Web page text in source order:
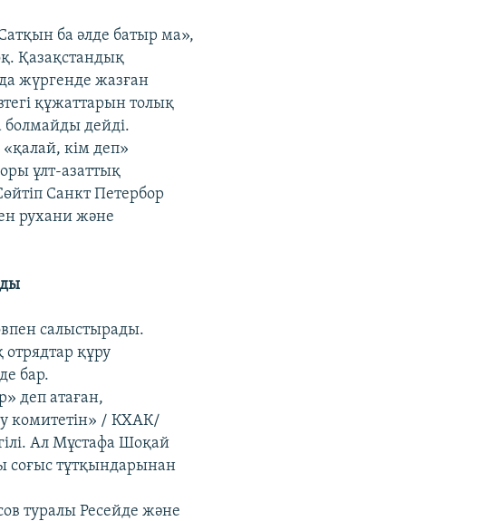
ба әлде батыр ма»,
Қазақстандық
жүргенде жазған
құжаттарын толық
болмайды дейді.
кім деп»
ұлт-азаттық
Санкт Петербор
рухани және
салыстырады.
құру
бар.
деп атаған,
комитетін» / КХАК/
Ал Мұстафа Шоқай
соғыс тұтқындарынан
туралы Ресейде және